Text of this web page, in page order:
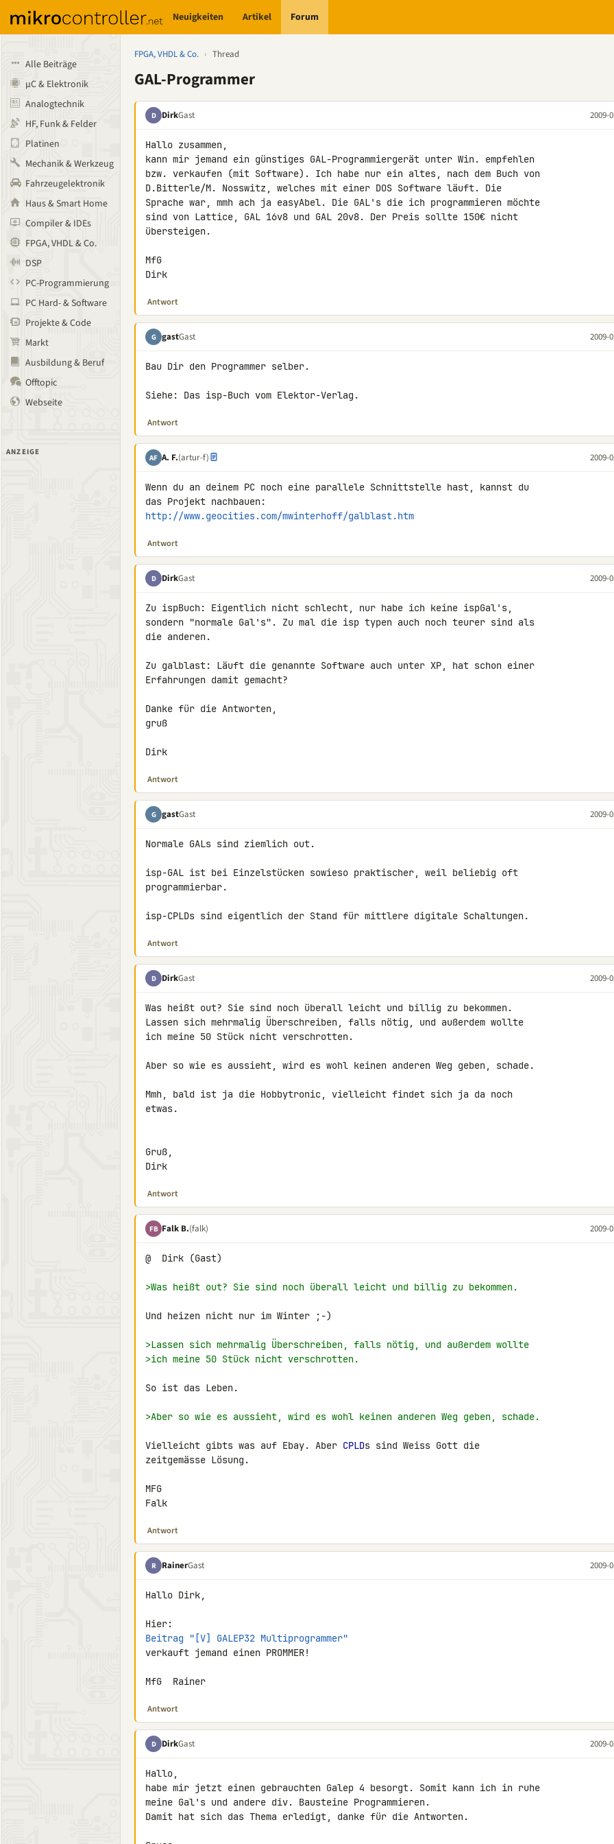
Neuigkeiten Artikel Forum
Alle Beiträge
µC & Elektronik
Analogtechnik
HF, Funk & Felder
Platinen
Mechanik & Werkzeug
Fahrzeugelektronik
Haus & Smart Home
Compiler & IDEs
FPGA, VHDL & Co.
DSP
PC-Programmierung
PC Hard- & Software
Projekte & Code
Markt
Ausbildung & Beruf
Offtopic
Webseite
ANZEIGE
FPGA, VHDL & Co. › Thread
GAL-Programmer
D DirkGast 2009-
Hallo zusammen,
kann mir jemand ein günstiges GAL-Programmiergerät unter Win. empfehlen
bzw. verkaufen (mit Software). Ich habe nur ein altes, nach dem Buch von
D.Bitterle/M. Nosswitz, welches mit einer DOS Software läuft. Die
Sprache war, mmh ach ja easyAbel. Die GAL's die ich programmieren möchte
sind von Lattice, GAL 16v8 und GAL 20v8. Der Preis sollte 150€ nicht
übersteigen.
MfG
Dirk
Antwort
G gastGast 2009-
Bau Dir den Programmer selber.
Siehe: Das isp-Buch vom Elektor-Verlag.
Antwort
AF A. F.(artur-f) 2009-
Wenn du an deinem PC noch eine parallele Schnittstelle hast, kannst du
http://www.geocities.com/mwinterhoff/galblast.htm
Antwort
D DirkGast 2009-
Zu ispBuch: Eigentlich nicht schlecht, nur habe ich keine ispGal's,
sondern "normale Gal's". Zu mal die isp typen auch noch teurer sind als
die anderen.
Zu galblast: Läuft die genannte Software auch unter XP, hat schon einer
Erfahrungen damit gemacht?
Danke für die Antworten,
gruß
Dirk
Antwort
G gastGast 2009-
Normale GALs sind ziemlich out.
isp-GAL ist bei Einzelstücken sowieso praktischer, weil beliebig oft
programmierbar.
isp-CPLDs sind eigentlich der Stand für mittlere digitale Schaltungen.
Antwort
D DirkGast 2009-
Was heißt out? Sie sind noch überall leicht und billig zu bekommen.
Lassen sich mehrmalig Überschreiben, falls nötig, und außerdem wollte
ich meine 50 Stück nicht verschrotten.
Aber so wie es aussieht, wird es wohl keinen anderen Weg geben, schade.
Mmh, bald ist ja die Hobbytronic, vielleicht findet sich ja da noch
etwas.
Gruß,
Dirk
Antwort
FB Falk B.(falk) 2009-
@  Dirk (Gast)
>Was heißt out? Sie sind noch überall leicht und billig zu bekommen.
Und heizen nicht nur im Winter ;-)
>Lassen sich mehrmalig Überschreiben, falls nötig, und außerdem wollte
>ich meine 50 Stück nicht verschrotten.
So ist das Leben.
>Aber so wie es aussieht, wird es wohl keinen anderen Weg geben, schade.
Vielleicht gibts was auf Ebay. Aber CPLDs sind Weiss Gott die
zeitgemässe Lösung.
MFG
Falk
Antwort
R RainerGast 2009-
Hallo Dirk,
Beitrag "[V] GALEP32 Multiprogrammer"
verkauft jemand einen PROMMER!
MfG  Rainer
Antwort
D DirkGast 2009-
Hallo,
habe mir jetzt einen gebrauchten Galep 4 besorgt. Somit kann ich in ruhe
meine Gal's und andere div. Bausteine Programmieren.
Damit hat sich das Thema erledigt, danke für die Antworten.